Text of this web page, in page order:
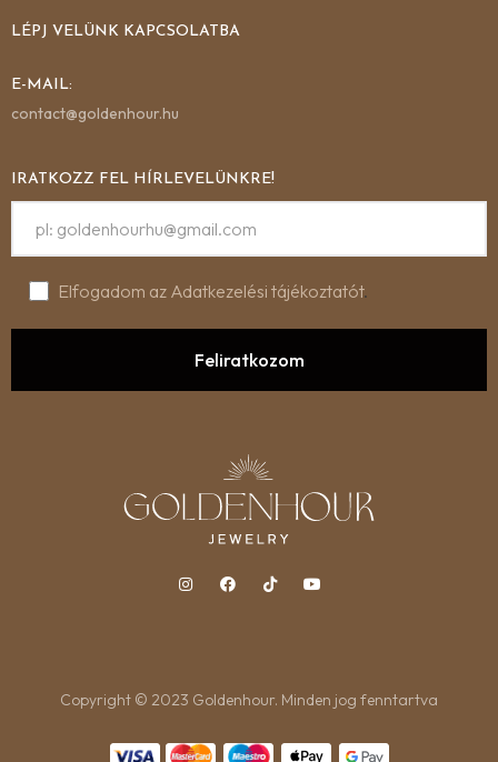
LÉPJ VELÜNK KAPCSOLATBA
E-MAIL:
contact@goldenhour.hu
IRATKOZZ FEL HÍRLEVELÜNKRE!
Elfogadom az Adatkezelési tájékoztatót.
Copyright © 2023 Goldenhour. Minden jog fenntartva